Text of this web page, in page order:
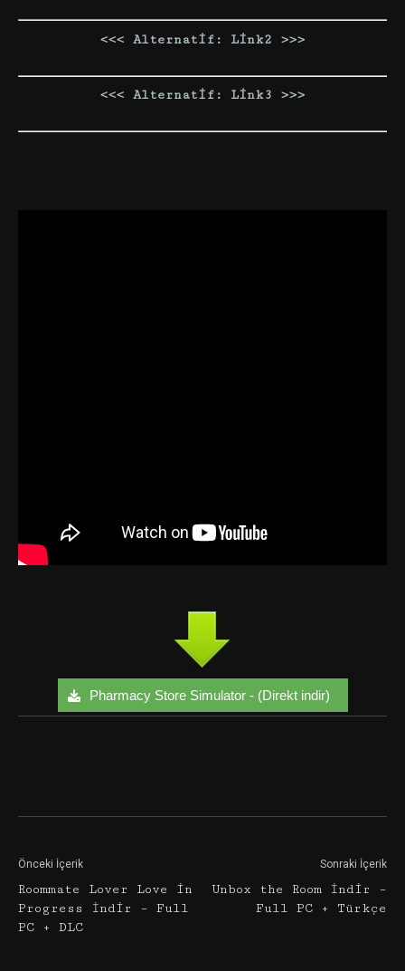
<<< Alternatif: Link2 >>>
<<< Alternatif: Link3 >>>
Pharmacy Store Simulator - (Direkt indir)
Önceki İçerik
Roommate Lover Love in
Progress İndir – Full
PC + DLC
Sonraki İçerik
Unbox the Room İndir –
Full PC + Türkçe